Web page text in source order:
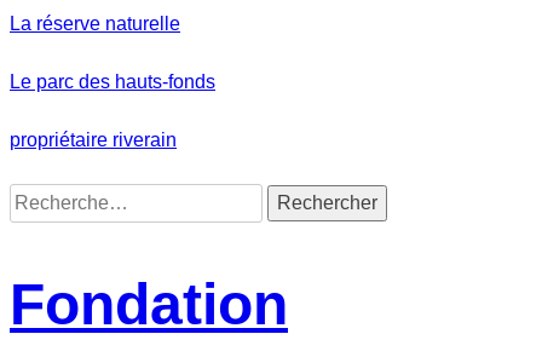
Skip
content
La réserve naturelle
Le parc des hauts-fonds
propriétaire riverain
Rechercher :
Fondation